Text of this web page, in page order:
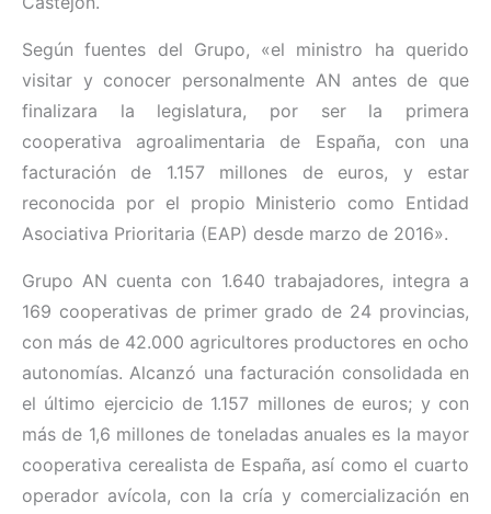
Según fuentes del Grupo, «el ministro ha querido
visitar y conocer personalmente AN antes de que
finalizara la legislatura, por ser la primera
cooperativa agroalimentaria de España, con una
facturación de 1.157 millones de euros, y estar
reconocida por el propio Ministerio como Entidad
Asociativa Prioritaria (EAP) desde marzo de 2016».
Grupo AN cuenta con 1.640 trabajadores, integra a
169 cooperativas de primer grado de 24 provincias,
con más de 42.000 agricultores productores en ocho
autonomías. Alcanzó una facturación consolidada en
el último ejercicio de 1.157 millones de euros; y con
más de 1,6 millones de toneladas anuales es la mayor
cooperativa cerealista de España, así como el cuarto
operador avícola, con la cría y comercialización en